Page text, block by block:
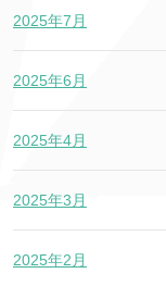
2025年7月
2025年6月
2025年4月
2025年3月
2025年2月